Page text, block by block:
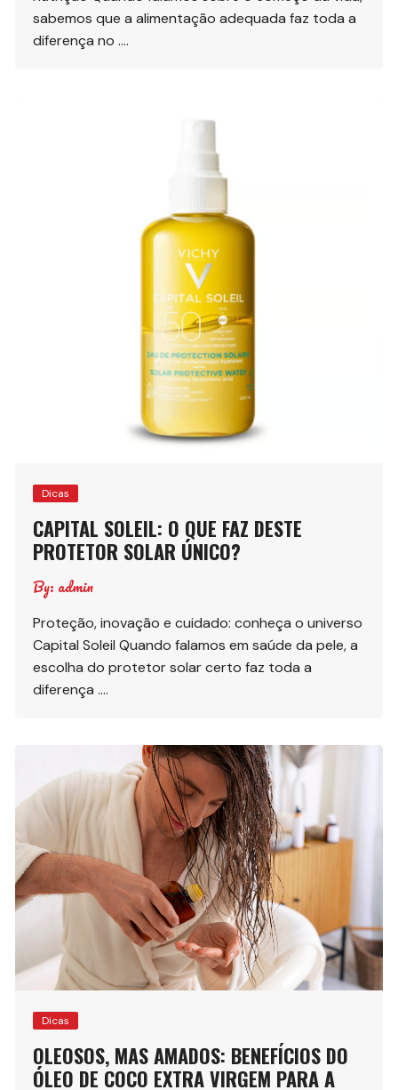
sabemos que a alimentação adequada faz toda a
diferença no ….
Dicas
CAPITAL SOLEIL: O QUE FAZ DESTE
PROTETOR SOLAR ÚNICO?
By: admin
Proteção, inovação e cuidado: conheça o universo
Capital Soleil Quando falamos em saúde da pele, a
escolha do protetor solar certo faz toda a
diferença ….
Dicas
OLEOSOS, MAS AMADOS: BENEFÍCIOS DO
ÓLEO DE COCO EXTRA VIRGEM PARA A